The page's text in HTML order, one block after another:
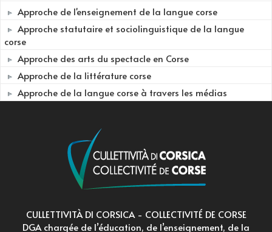
Approche de l'enseignement de la langue corse
Approche statutaire et sociolinguistique de la langue
corse
Approche des arts du spectacle en Corse
Approche de la littérature corse
Approche de la langue corse à travers les médias
CULLETTIVITÀ DI CORSICA - COLLECTIVITÉ DE CORSE
DGA chargée de l’éducation, de l’enseignement, de la